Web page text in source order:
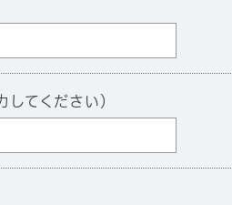
てください）